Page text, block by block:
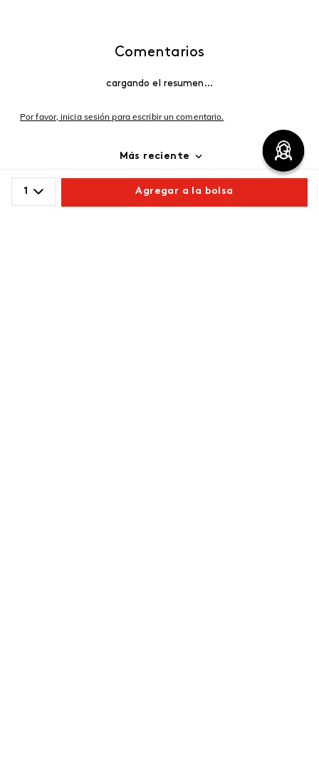
1 Agregar a la bolsa
Comentarios
cargando el resumen…
Por favor, inicia sesión para escribir un comentario.
Más reciente
Cargando comentarios…